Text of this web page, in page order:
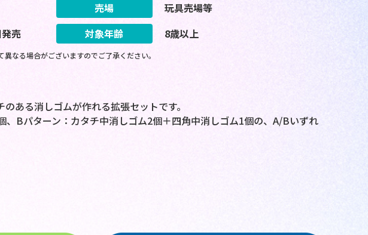
売場
玩具売場等
発売 対象年齢 8歳以上
なる場合がございますのでご了承ください。
ある消しゴムが作れる拡張セットです。
、Bパターン：カタチ中消しゴム2個＋四角中消しゴム1個の、A/Bいずれ